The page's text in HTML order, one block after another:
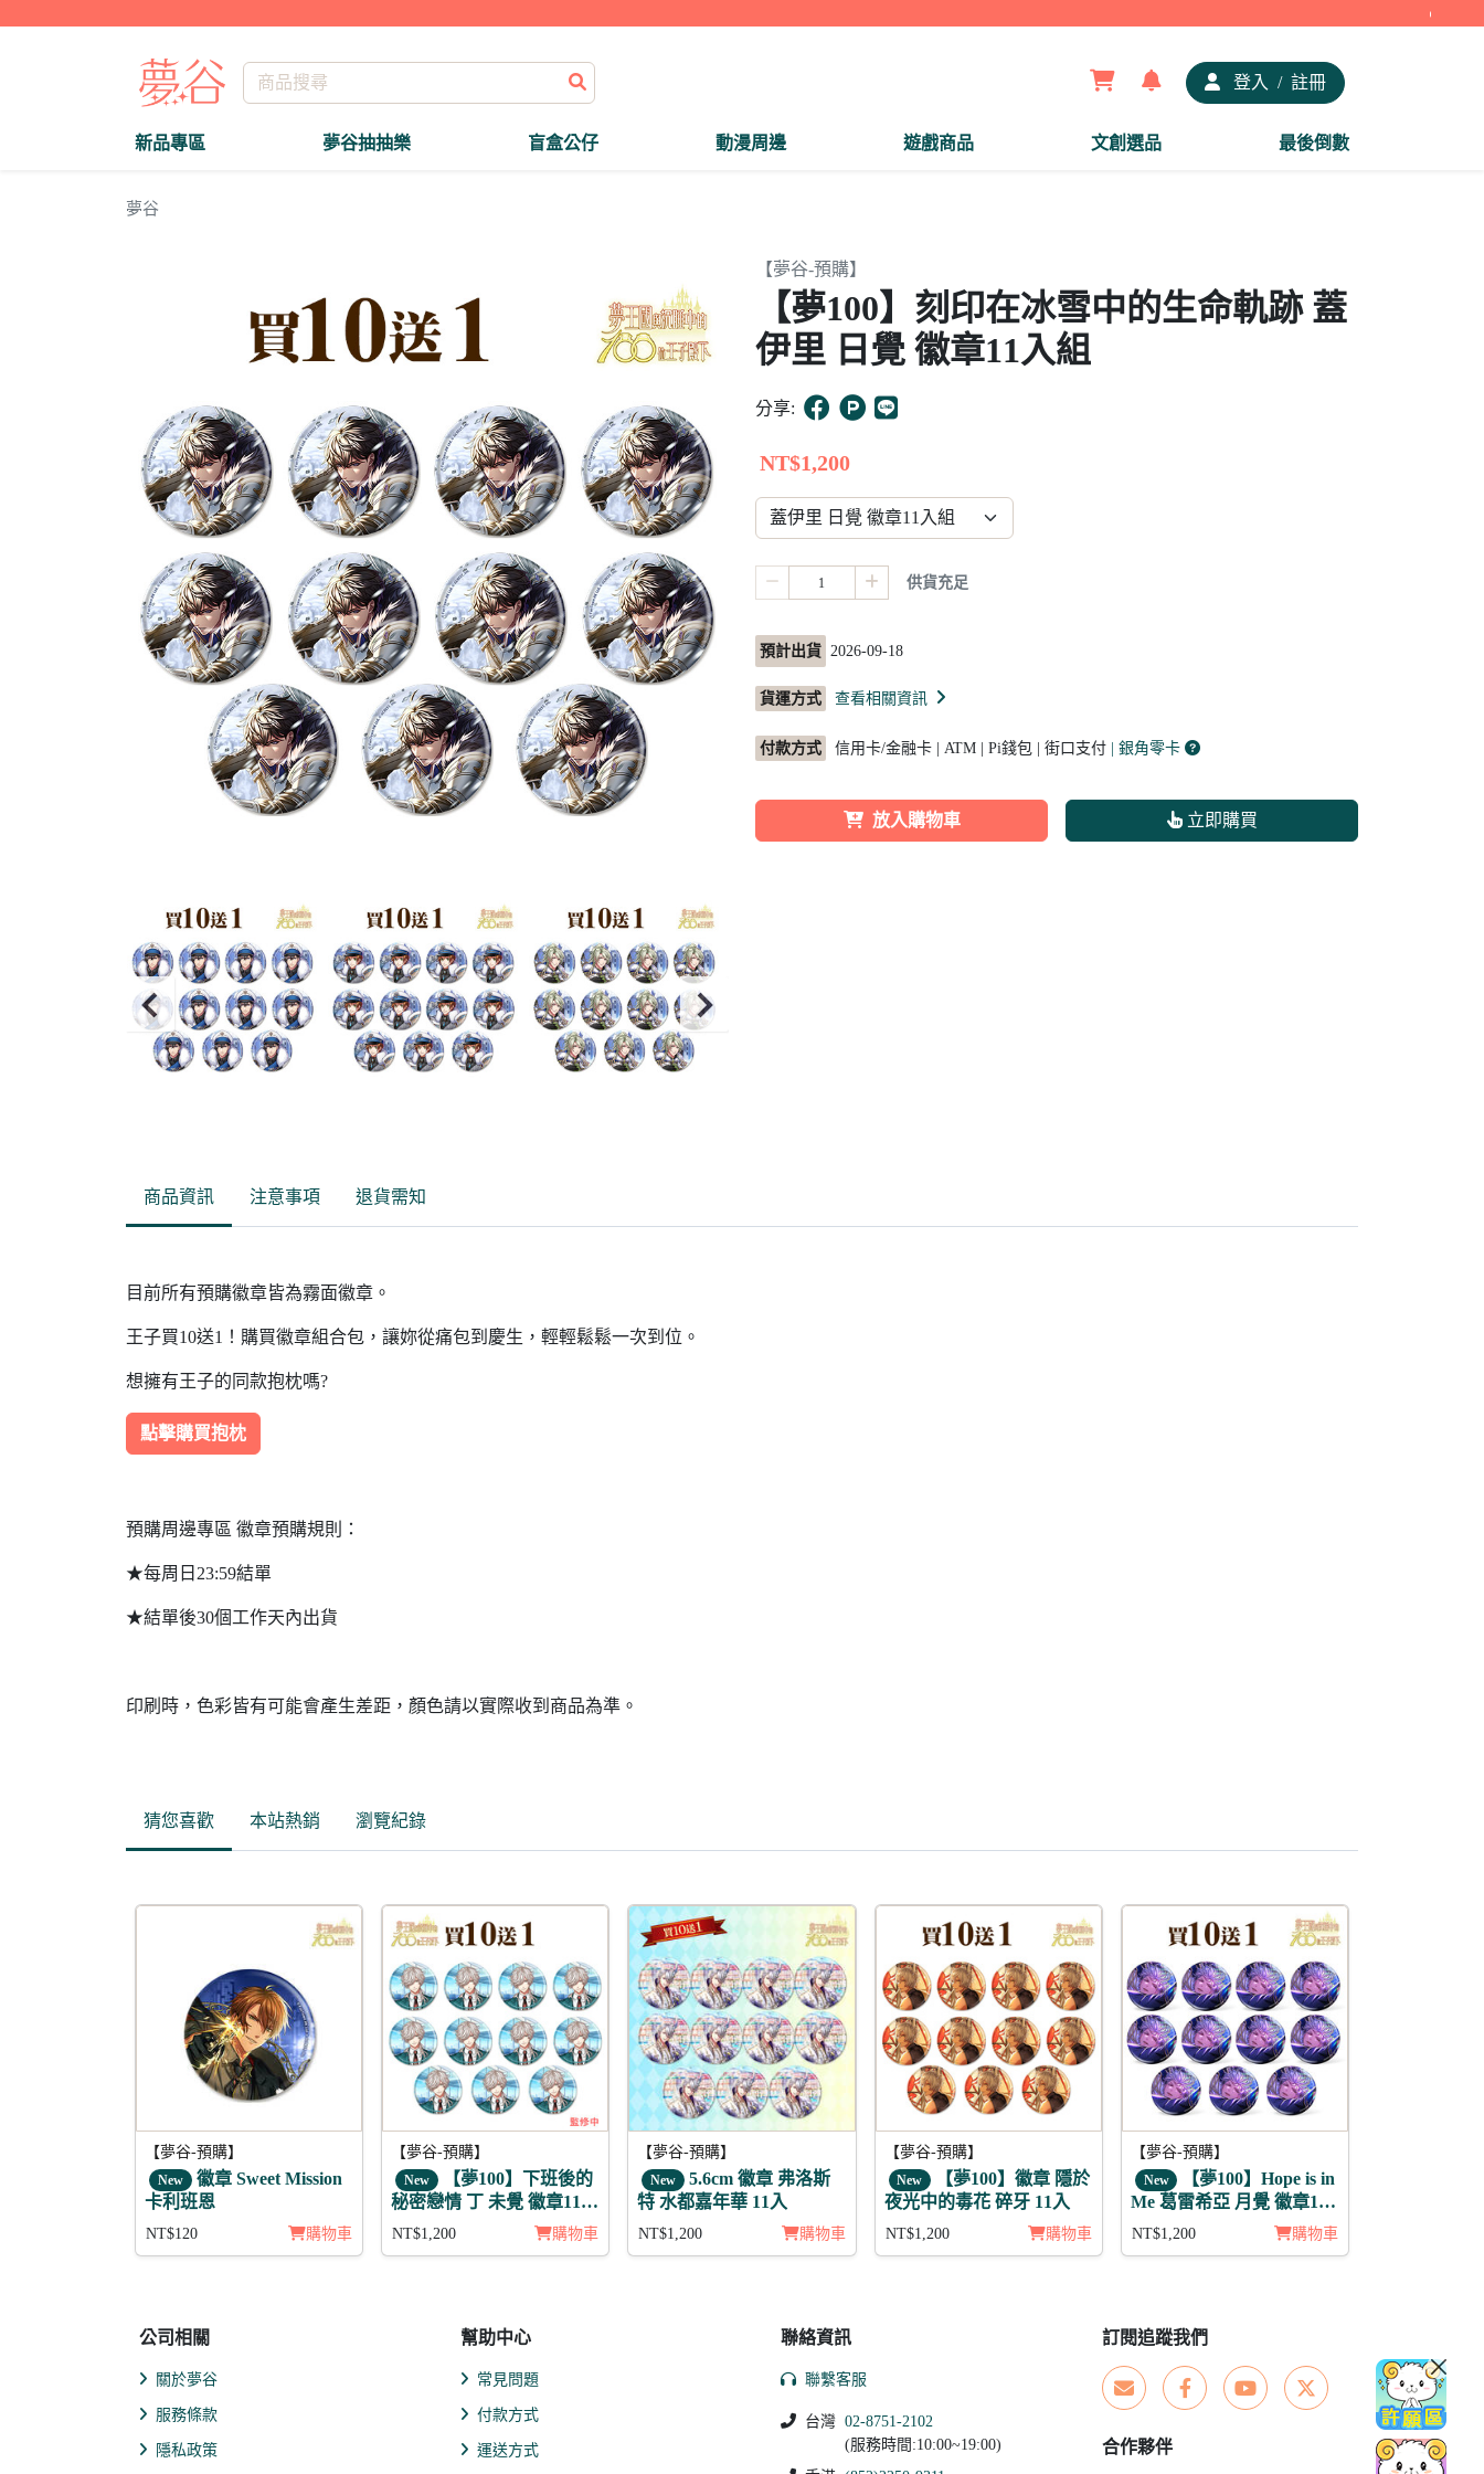
登入 / 註冊
新品專區 夢谷抽抽樂 盲盒公仔 動漫周邊 遊戲商品 文創選品 最後倒數
夢谷
【夢谷-預購】
【夢100】刻印在冰雪中的生命軌跡 蓋
伊里 日覺 徽章11入組
分享:
NT$1,200
供貨充足
預計出貨 2026-09-18
貨運方式 查看相關資訊
付款方式 信用卡/金融卡 | ATM | Pi錢包 | 街口支付 | 銀角零卡
放入購物車 立即購買
商品資訊 注意事項 退貨需知
目前所有預購徽章皆為霧面徽章。
王子買10送1！購買徽章組合包，讓妳從痛包到慶生，輕輕鬆鬆一次到位。
想擁有王子的同款抱枕嗎?
點擊購買抱枕
預購周邊專區 徽章預購規則：
★每周日23:59結單
★結單後30個工作天內出貨
印刷時，色彩皆有可能會產生差距，顏色請以實際收到商品為準。
猜您喜歡 本站熱銷 瀏覽紀錄
【夢谷-預購】
New 徽章 Sweet Mission
卡利班恩
NT$120 購物車
【夢谷-預購】
New 【夢100】下班後的
秘密戀情 丁 未覺 徽章11入
NT$1,200 購物車
【夢谷-預購】
New 5.6cm 徽章 弗洛斯
特 水都嘉年華 11入
NT$1,200 購物車
【夢谷-預購】
New
【夢100】徽章 隱於
夜光中的毒花 碎牙 11入
NT$1,200 購物車
【夢谷-預購】
New
【夢100】Hope is in
Me 葛雷希亞 月覺 徽章11
入組
NT$1,200 購物車
公司相關
關於夢谷
服務條款
隱私政策
幫助中心
常見問題
付款方式
運送方式
聯絡資訊
聯繫客服
台灣 02-8751-2102
(服務時間:10:00~19:00)
訂閱追蹤我們
合作夥伴